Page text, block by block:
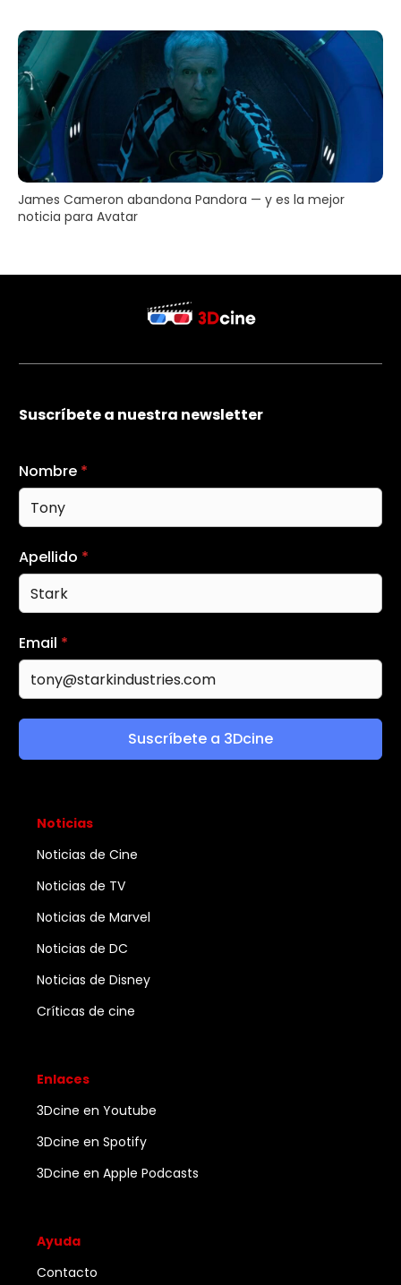
James Cameron abandona Pandora — y es la mejor
noticia para Avatar
Suscríbete a nuestra newsletter
Nombre *
Apellido *
Email *
Suscríbete a 3Dcine
Noticias
Noticias de Cine
Noticias de TV
Noticias de Marvel
Noticias de DC
Noticias de Disney
Críticas de cine
Enlaces
3Dcine en Youtube
3Dcine en Spotify
3Dcine en Apple Podcasts
Ayuda
Contacto